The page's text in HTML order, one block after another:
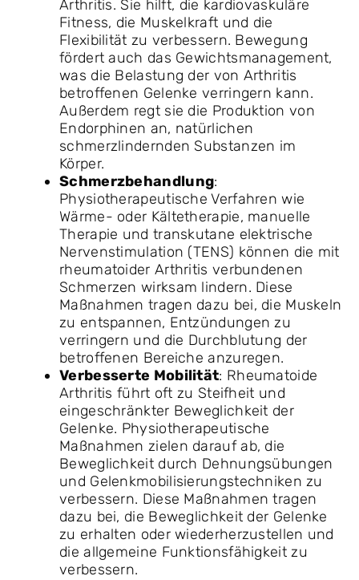
Arthritis. Sie hilft, die kardiovaskuläre
Fitness, die Muskelkraft und die
Flexibilität zu verbessern. Bewegung
fördert auch das Gewichtsmanagement,
was die Belastung der von Arthritis
betroffenen Gelenke verringern kann.
Außerdem regt sie die Produktion von
Endorphinen an, natürlichen
schmerzlindernden Substanzen im
Körper.
Schmerzbehandlung:
Physiotherapeutische Verfahren wie
Wärme- oder Kältetherapie, manuelle
Therapie und transkutane elektrische
Nervenstimulation (TENS) können die mit
rheumatoider Arthritis verbundenen
Schmerzen wirksam lindern. Diese
Maßnahmen tragen dazu bei, die Muskeln
zu entspannen, Entzündungen zu
verringern und die Durchblutung der
betroffenen Bereiche anzuregen.
Verbesserte Mobilität: Rheumatoide
Arthritis führt oft zu Steifheit und
eingeschränkter Beweglichkeit der
Gelenke. Physiotherapeutische
Maßnahmen zielen darauf ab, die
Beweglichkeit durch Dehnungsübungen
und Gelenkmobilisierungstechniken zu
verbessern. Diese Maßnahmen tragen
dazu bei, die Beweglichkeit der Gelenke
zu erhalten oder wiederherzustellen und
die allgemeine Funktionsfähigkeit zu
verbessern.